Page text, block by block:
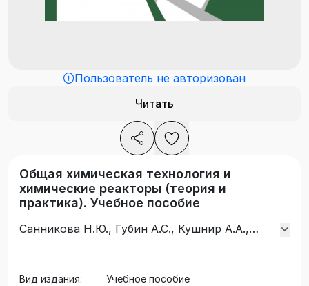
Пользователь не авторизован
Читать
Общая химическая технология и
химические реакторы (теория и
практика). Учебное пособие
Санникова Н.Ю., Губин А.С., Кушнир А.А.,
Вид издания:
Учебное пособие